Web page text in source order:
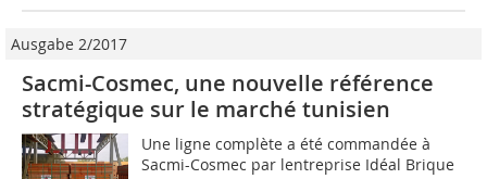
Ausgabe 2/2017
Sacmi-Cosmec, une nouvelle référence
stratégique sur le marché tunisien
Une ligne complète a été commandée à
Sacmi-Cosmec par lentreprise Idéal Brique